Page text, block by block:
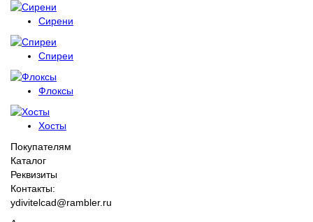
Сирени
Спиреи
Флоксы
Хосты
Покупателям
Каталог
Реквизиты
Контакты:
ydivitelcad@rambler.ru